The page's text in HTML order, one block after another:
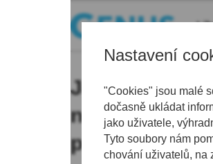
Nastavení
"Cookies" jsou malé
dočasně ukládat
jako uživatele,
Tyto soubory nám
chování uživatelů, na
Jablonec
nové
přehrady